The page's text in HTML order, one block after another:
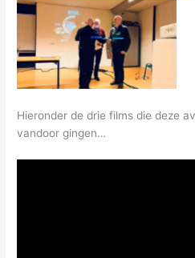
Juryleden, bedankt maar
weer..!
Hieronder de drie films die deze
vandoor gingen…